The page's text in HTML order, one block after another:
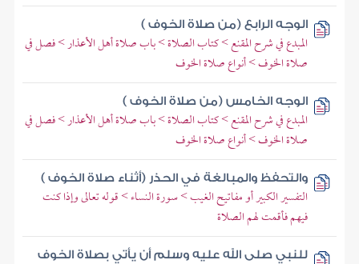
الوجه الرابع (من صلاة الخوف )
المبدع في شرح المقنع > كتاب الصلاة > باب صلاة أهل الأعذار > فصل في
صلاة الخوف > أنواع صلاة الخوف
الوجه الخامس (من صلاة الخوف )
المبدع في شرح المقنع > كتاب الصلاة > باب صلاة أهل الأعذار > فصل في
صلاة الخوف > أنواع صلاة الخوف
والتحفظ والمبالغة في الحذر (أثناء صلاة الخوف )
التفسير الكبير أو مفاتيح الغيب > سورة النساء > قوله تعالى وإذا كنت
فيهم فأقمت لهم الصلاة
للنبي صلى الله عليه وسلم أن يأتي بصلاة الخوف